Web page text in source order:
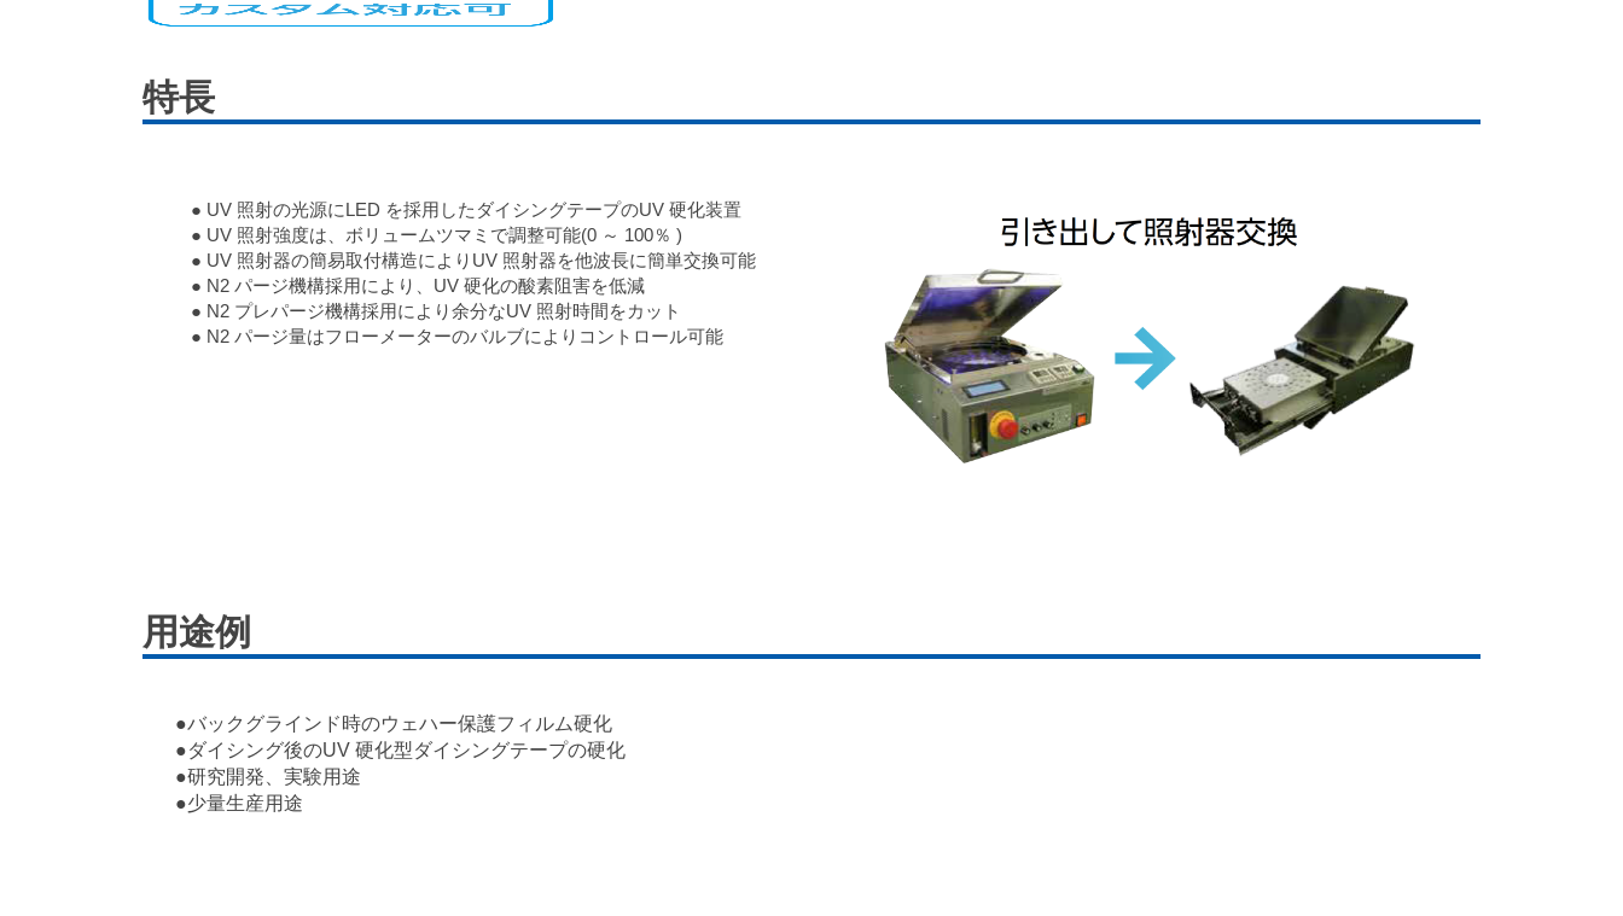
特長
● UV 照射の光源にLED を採用したダイシングテープのUV 硬化装置
● UV 照射強度は、ボリュームツマミで調整可能(0 ～ 100％ )
● UV 照射器の簡易取付構造によりUV 照射器を他波長に簡単交換可能
● N2 パージ機構採用により、UV 硬化の酸素阻害を低減
● N2 プレパージ機構採用により余分なUV 照射時間をカット
● N2 パージ量はフローメーターのバルブによりコントロール可能
用途例
●バックグラインド時のウェハー保護フィルム硬化
●ダイシング後のUV 硬化型ダイシングテープの硬化
●研究開発、実験用途
●少量生産用途